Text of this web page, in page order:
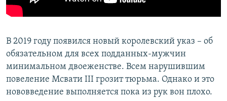
В 2019 году появился новый королевский указ – об
обязательном для всех подданных-мужчин
минимальном двоеженстве. Всем нарушившим
повеление Мсвати III грозит тюрьма. Однако и это
нововведение выполняется пока из рук вон плохо.